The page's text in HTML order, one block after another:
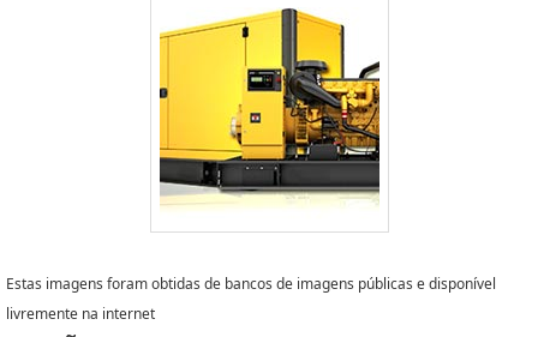
Estas imagens foram obtidas de bancos de imagens públicas e disponível
livremente na internet